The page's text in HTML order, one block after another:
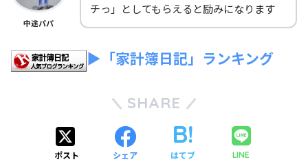
中途パパ
チっ」としてもらえると励みになります
▶「家計簿日記」ランキング
SHARE
ポスト シェア はてブ LINE